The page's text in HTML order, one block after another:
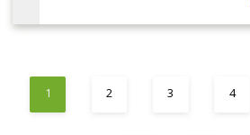
1 2 3 4